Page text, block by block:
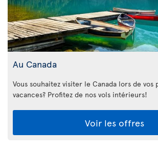
Au Canada
Vous souhaitez visiter le Canada lors de vos
vacances? Profitez de nos vols intérieurs!
Voir les offres